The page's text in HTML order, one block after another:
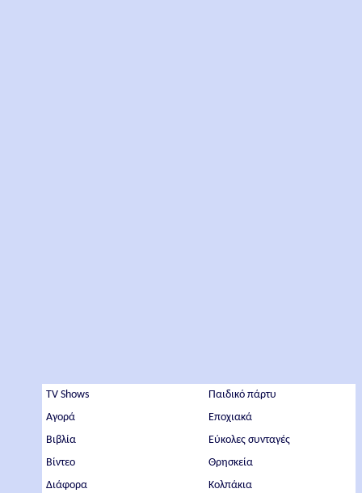
TV Shows
Αγορά
Βιβλία
Βίντεο
Διάφορα
Παιδικό πάρτυ
Εποχιακά
Εύκολες συνταγές
Θρησκεία
Κολπάκια